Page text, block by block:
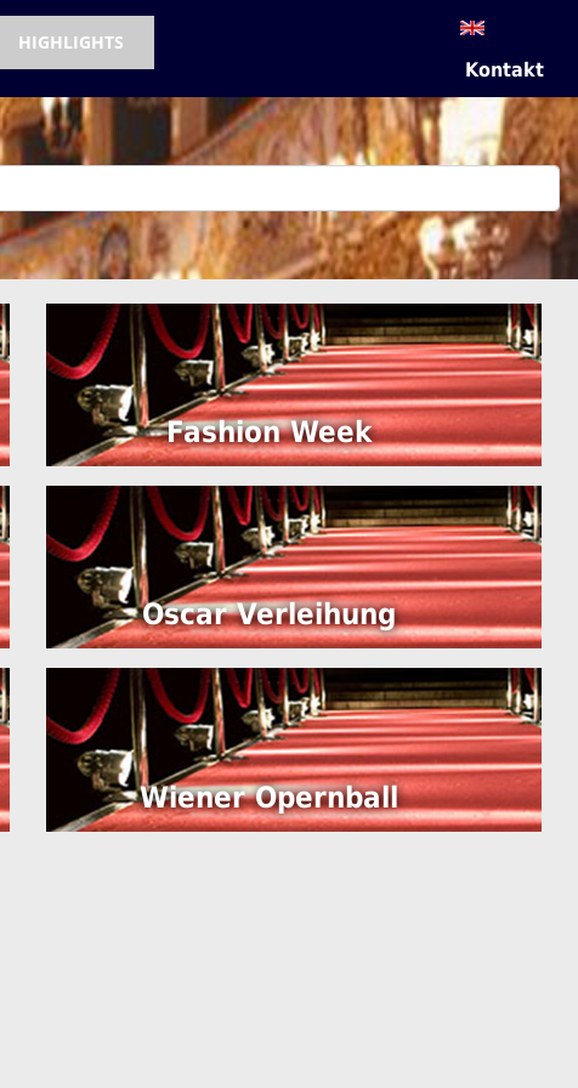
HIGHLIGHTS
Kontakt
Fashion Week
Oscar Verleihung
Wiener Opernball